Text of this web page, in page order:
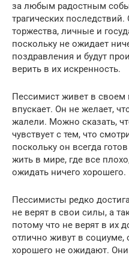
за любым радостным
трагических
торжества, личные и
поскольку не ожидает
поздравления и будут
верить в их искренность.
Пессимист живет в своем
впускает. Он не желает,
жалели. Можно сказать,
чувствует с тем, что
поскольку он всегда
жить в мире, где все
ожидать ничего хорошего.
Пессимисты редко
не верят в свои силы, а
потому что не верят в их
отлично живут в социуме,
хорошего не ожидают.